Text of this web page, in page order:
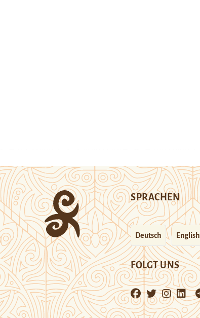
SPRACHEN
Deutsch English
FOLGT UNS